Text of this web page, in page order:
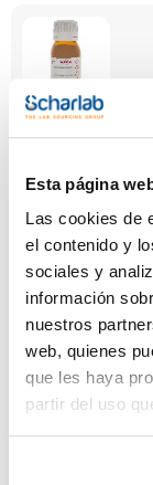
Esta página
Las cookies de
el contenido y
sociales y
información
nuestros
web, quienes
que les haya
partir del uso
AC17010025
Disponibilidad
Ver stock